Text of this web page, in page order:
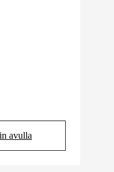
avulla
välilehdessä)